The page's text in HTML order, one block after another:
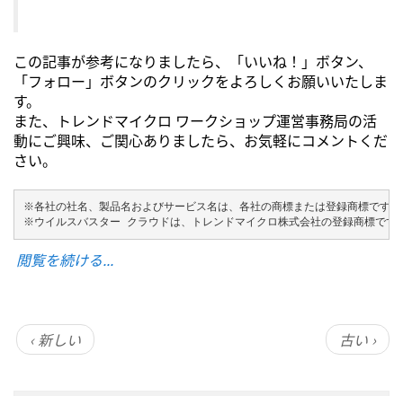
この記事が参考になりましたら、「いいね！」ボタン、
「フォロー」ボタンのクリックをよろしくお願いいたしま
す。
また、トレンドマイクロ ワークショップ運営事務局の活
動にご興味、ご関心ありましたら、お気軽にコメントくだ
さい。
※各社の社名、製品名およびサービス名は、各社の商標または登録商標です。
※ウイルスバスター クラウドは、トレンドマイクロ株式会社の登録商標です
閲覧を続ける...
‹ 新しい 古い ›